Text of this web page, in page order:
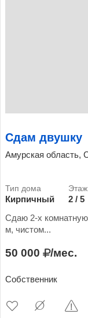
Сдам двушку
Амурская область,
Кирпичный 2 / 5
Сдаю 2-х комнатную
м, чистом...
50 000 /мес.
Собственник